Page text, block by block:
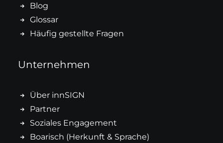
Blog
Glossar
Häufig gestellte Fragen
Unternehmen
Über innSIGN
Partner
Soziales Engagement
Boarisch (Herkunft & Sprache)